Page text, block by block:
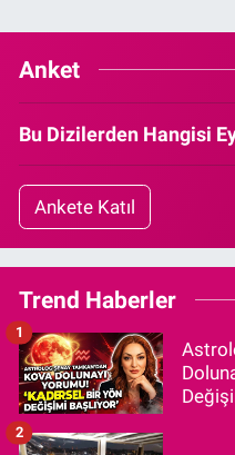
Anket
Bu Dizilerden Hangisi
Ankete Katıl
Trend Haberler
1
2